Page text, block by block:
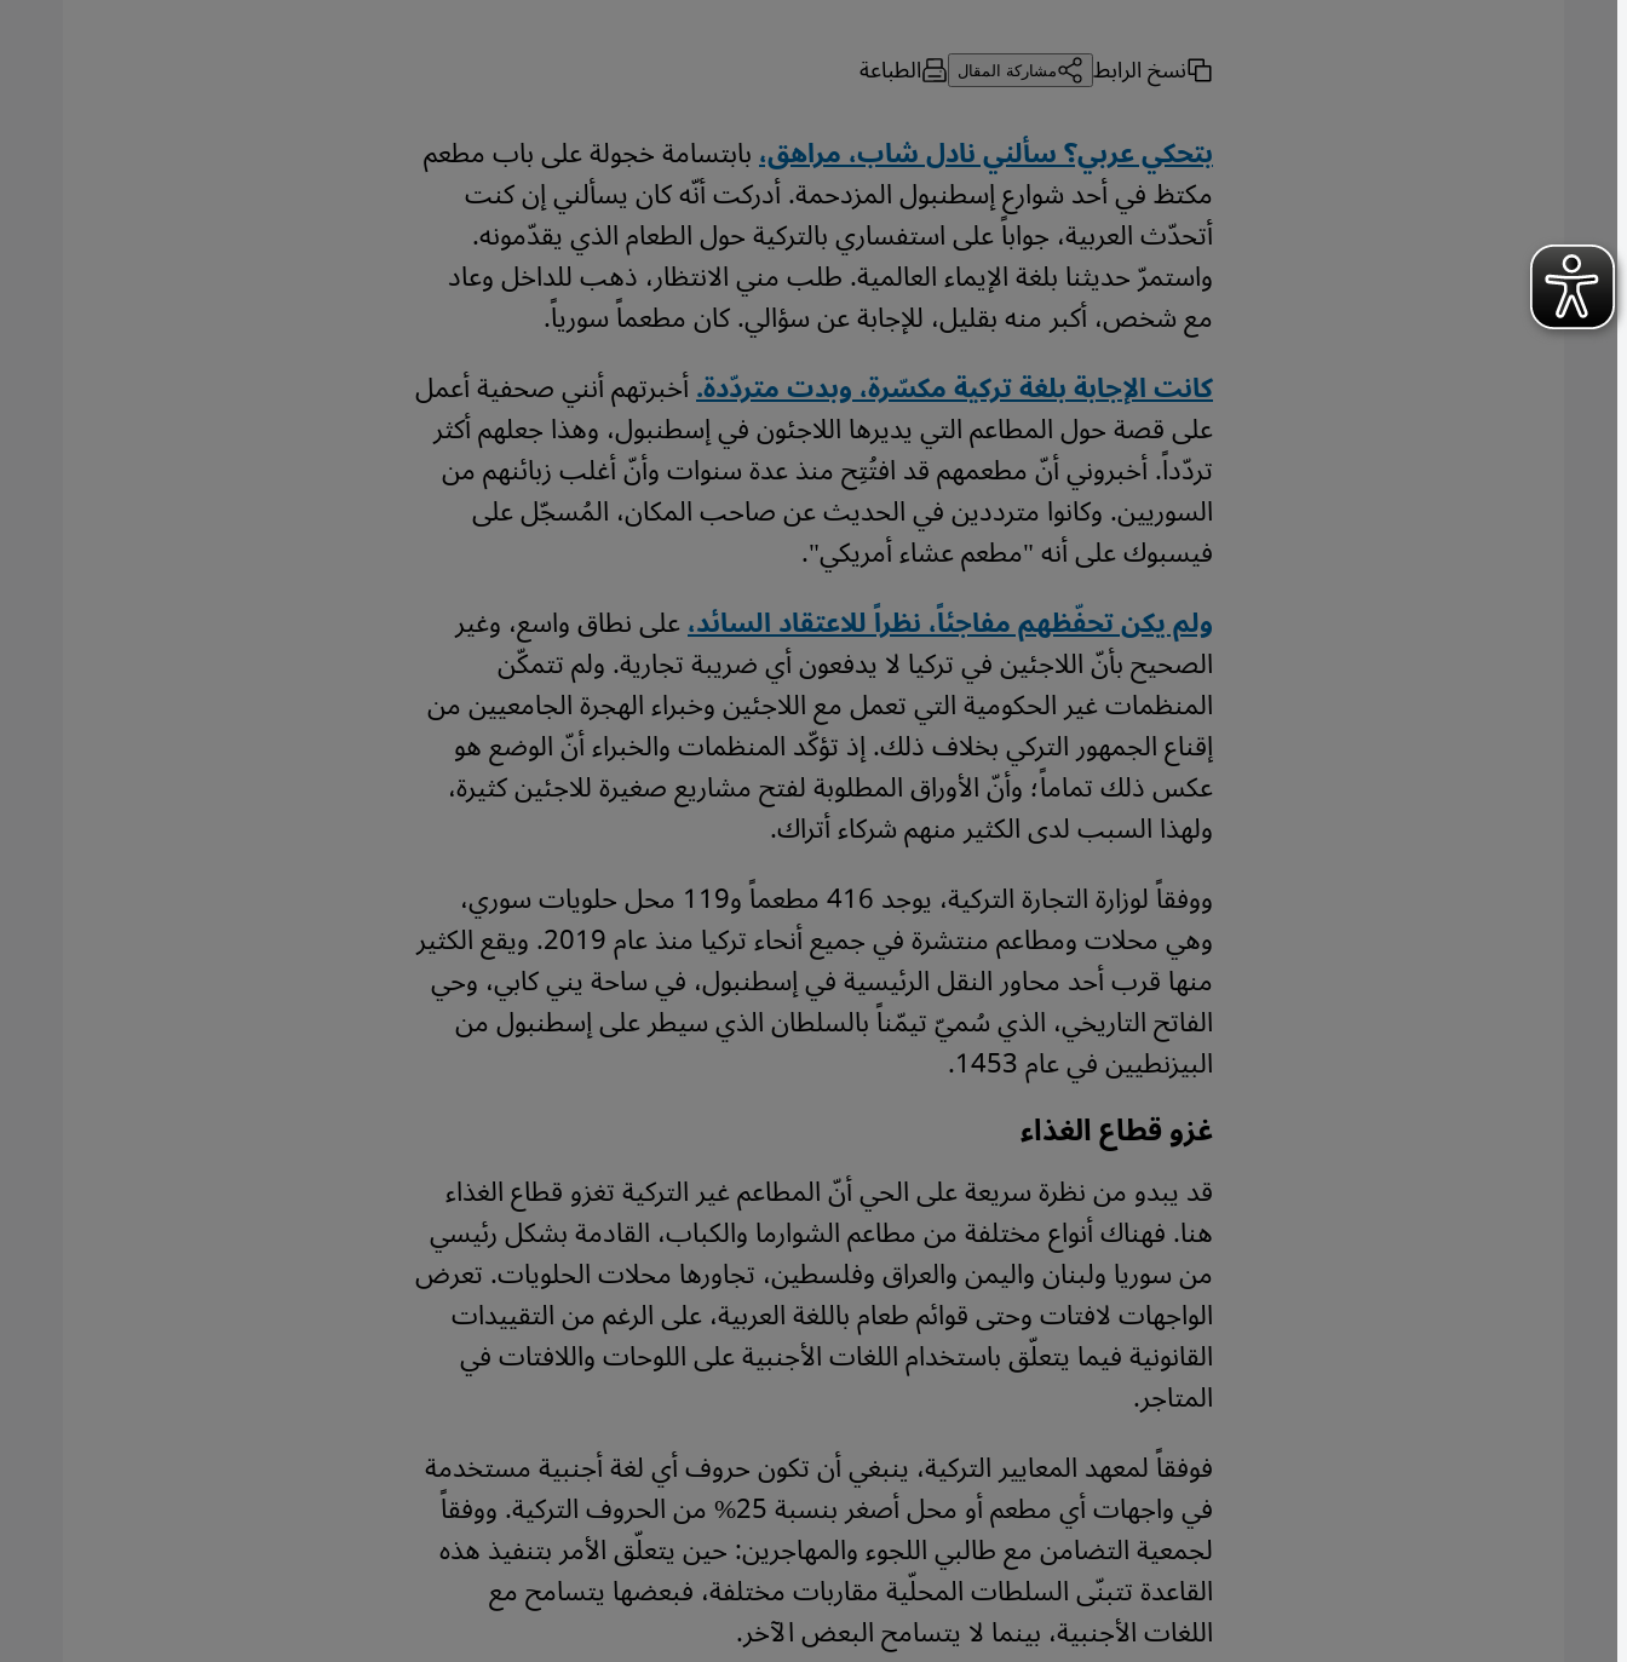
نسخ الرابط مشاركة المقال الطباعة
بتحكي عربي؟ سألني نادل شاب، مراهق،بابتسامة خجولة على باب مطعم
مكتظ في أحد شوارع إسطنبول المزدحمة. أدركت أنّه كان يسألني إن كنت
أتحدّث العربية، جواباً على استفساري بالتركية حول الطعام الذي يقدّمونه.
واستمرّ حديثنا بلغة الإيماء العالمية. طلب مني الانتظار، ذهب للداخل وعاد
مع شخص، أكبر منه بقليل، للإجابة عن سؤالي. كان مطعماً سورياً.
كانت الإجابة بلغة تركية مكسّرة، وبدت متردّدة.أخبرتهم أنني صحفية أعمل
على قصة حول المطاعم التي يديرها اللاجئون في إسطنبول، وهذا جعلهم أكثر
تردّداً. أخبروني أنّ مطعمهم قد افتُتِح منذ عدة سنوات وأنّ أغلب زبائنهم من
السوريين. وكانوا مترددين في الحديث عن صاحب المكان، المُسجّل على
فيسبوك على أنه "مطعم عشاء أمريكي".
ولم يكن تحفّظهم مفاجئاً، نظراً للاعتقاد السائد،على نطاق واسع، وغير
الصحيح بأنّ اللاجئين في تركيا لا يدفعون أي ضريبة تجارية. ولم تتمكّن
المنظمات غير الحكومية التي تعمل مع اللاجئين وخبراء الهجرة الجامعيين من
إقناع الجمهور التركي بخلاف ذلك. إذ تؤكّد المنظمات والخبراء أنّ الوضع هو
عكس ذلك تماماً؛ وأنّ الأوراق المطلوبة لفتح مشاريع صغيرة للاجئين كثيرة،
ولهذا السبب لدى الكثير منهم شركاء أتراك.
ووفقاً لوزارة التجارة التركية، يوجد 416 مطعماً و119 محل حلويات سوري،
وهي محلات ومطاعم منتشرة في جميع أنحاء تركيا منذ عام 2019. ويقع الكثير
منها قرب أحد محاور النقل الرئيسية في إسطنبول، في ساحة يني كابي، وحي
الفاتح التاريخي، الذي سُميّ تيمّناً بالسلطان الذي سيطر على إسطنبول من
البيزنطيين في عام 1453.
غزو قطاع الغذاء
قد يبدو من نظرة سريعة على الحي أنّ المطاعم غير التركية تغزو قطاع الغذاء
هنا. فهناك أنواع مختلفة من مطاعم الشوارما والكباب، القادمة بشكل رئيسي
من سوريا ولبنان واليمن والعراق وفلسطين، تجاورها محلات الحلويات. تعرض
الواجهات لافتات وحتى قوائم طعام باللغة العربية، على الرغم من التقييدات
القانونية فيما يتعلّق باستخدام اللغات الأجنبية على اللوحات واللافتات في
المتاجر.
فوفقاً لمعهد المعايير التركية، ينبغي أن تكون حروف أي لغة أجنبية مستخدمة
في واجهات أي مطعم أو محل أصغر بنسبة 25% من الحروف التركية. ووفقاً
لجمعية التضامن مع طالبي اللجوء والمهاجرين: حين يتعلّق الأمر بتنفيذ هذه
القاعدة تتبنّى السلطات المحلّية مقاربات مختلفة، فبعضها يتسامح مع
اللغات الأجنبية، بينما لا يتسامح البعض الآخر.